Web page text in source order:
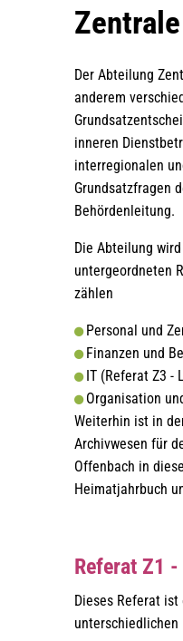
Zentrale
Aufgaben
Finanzen,
Büroleitung
Der Abteilung
anderem
inneren
interregionalen
Grundsatzfragen
Behördenleitung.
Die Abteilung
untergeordneten
zählen
Personal und
Finanzen und
IT (Referat Z3 -
Organisation
Weiterhin ist in
Archivwesen für
Offenbach in
Heimatjahrbuch
Referat Z1
Dieses Referat
unterschiedlichen